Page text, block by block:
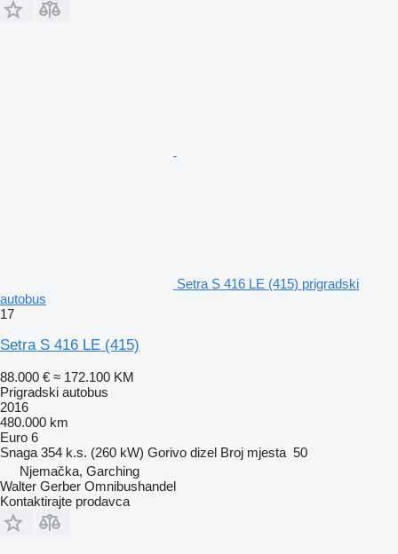
Setra S 416 LE (415) prigradski
autobus
17
Setra S 416 LE (415)
88.000 € ≈ 172.100 KM
Prigradski autobus
2016
480.000 km
Euro 6
Snaga 354 k.s. (260 kW) Gorivo dizel Broj mjesta 50
Njemačka, Garching
Walter Gerber Omnibushandel
Kontaktirajte prodavca